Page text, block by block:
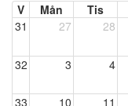
V
Mån Tis
31
27 28
32 3 4
33 10 11